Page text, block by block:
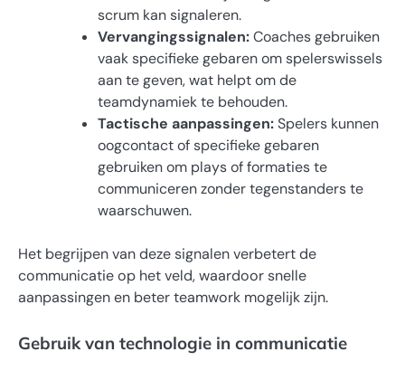
scrum kan signaleren.
Vervangingssignalen:Coaches gebruiken
vaak specifieke gebaren om spelerswissels
aan te geven, wat helpt om de
teamdynamiek te behouden.
Tactische aanpassingen:Spelers kunnen
oogcontact of specifieke gebaren
gebruiken om plays of formaties te
communiceren zonder tegenstanders te
waarschuwen.
Het begrijpen van deze signalen verbetert de
communicatie op het veld, waardoor snelle
aanpassingen en beter teamwork mogelijk zijn.
Gebruik van technologie in communicatie